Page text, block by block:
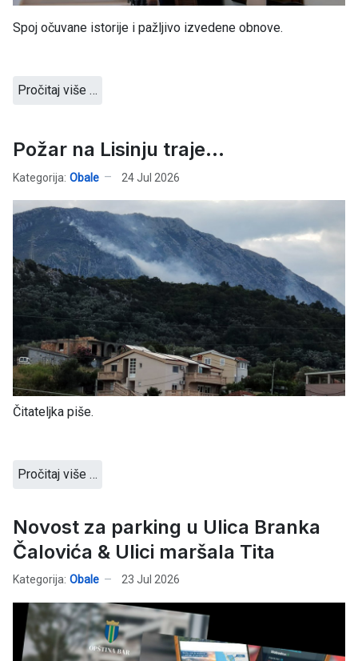
Spoj očuvane istorije i pažljivo izvedene obnove.
Pročitaj više …
Požar na Lisinju traje...
Kategorija: Obale 24 Jul 2026
Čitateljka piše.
Pročitaj više …
Novost za parking u Ulica Branka
Čalovića & Ulici maršala Tita
Kategorija: Obale 23 Jul 2026